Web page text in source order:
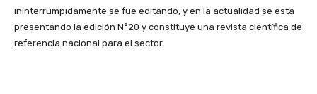
ininterrumpidamente se fue editando, y en la actualidad se esta
presentando la edición N°20 y constituye una revista científica de
referencia nacional para el sector.